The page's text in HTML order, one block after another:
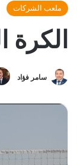
ملعب الشركات
الكرة
سامر فؤاد